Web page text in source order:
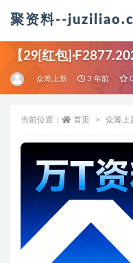
聚资料--
【29[红包
众筹上新 3 年前 0
当前位置： 首页 众筹上